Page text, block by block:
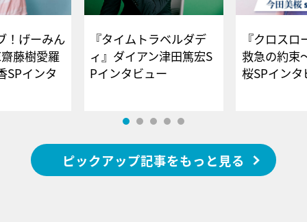
！げーみん
藤樹愛羅
SPインタ
『タイムトラベルダデ
ィ』ダイアン津田篤宏S
Pインタビュー
『クロス
救急の約束
桜SPイ
ピックアップ記事をもっと見る